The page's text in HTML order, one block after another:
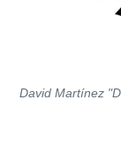
David Martínez